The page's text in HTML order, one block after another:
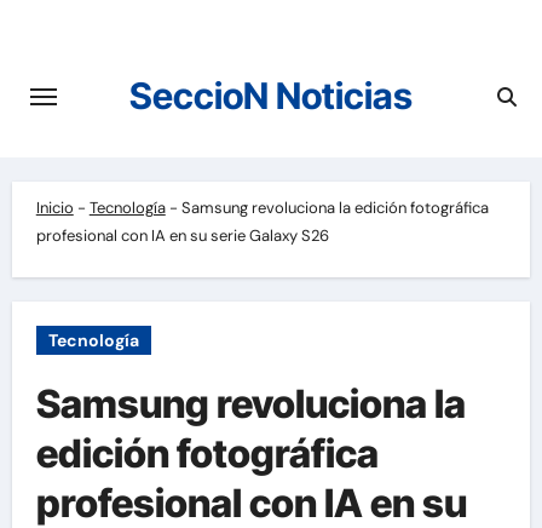
contenido
SeccioN Noticias
Inicio - Tecnología- Samsung revoluciona la edición fotográfica
profesional con IA en su serie Galaxy S26
Tecnología
Samsung revoluciona la
edición fotográfica
profesional con IA en su